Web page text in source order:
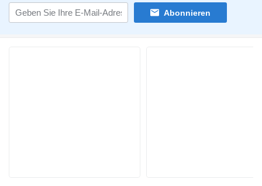
Abonnieren